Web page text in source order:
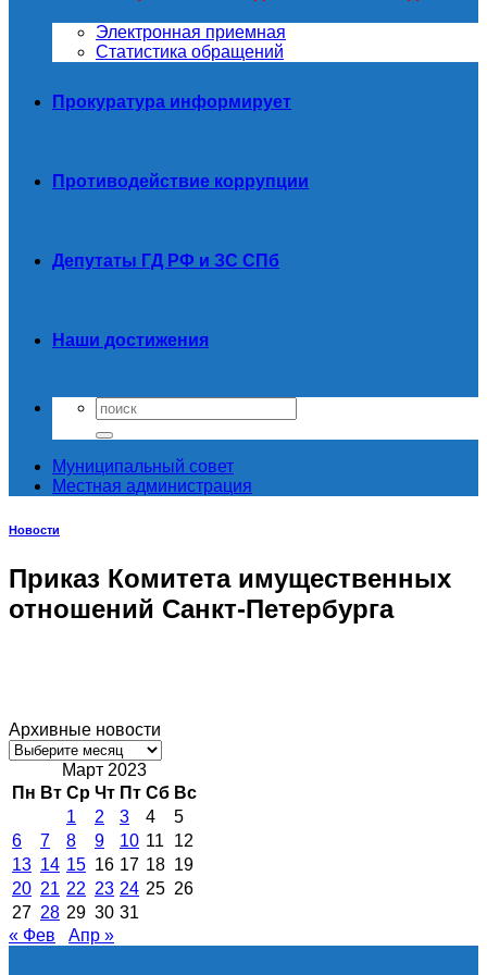
Электронная приемная
Статистика обращений
Прокуратура информирует
Противодействие коррупции
Депутаты ГД РФ и ЗС СПб
Наши достижения
Муниципальный совет
Местная администрация
Новости
Приказ Комитета имущественных
отношений Санкт-Петербурга
Архивные новости
Архивные
новостиМарт 2023
Пн Вт Ср Чт Пт Сб Вс
1
2 3 4
5
6
7 8 9 10 11
12
13 14 15 16 17 18 19
20 21 22 23 24 25 26
27 28 29 30 31
« Фев
Апр »